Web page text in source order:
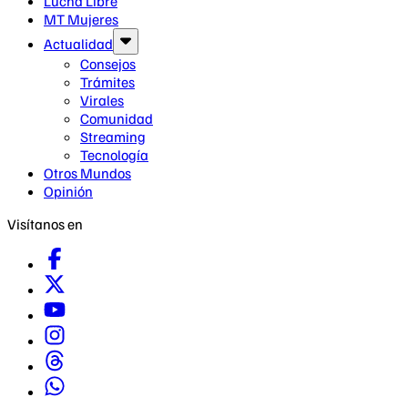
MT Mujeres
Actualidad
Consejos
Trámites
Virales
Comunidad
Streaming
Tecnología
Otros Mundos
Opinión
Visítanos en